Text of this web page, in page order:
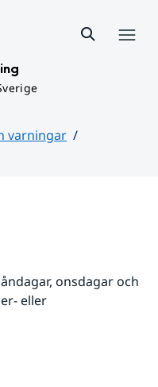
varningar
onsdagar och
eller